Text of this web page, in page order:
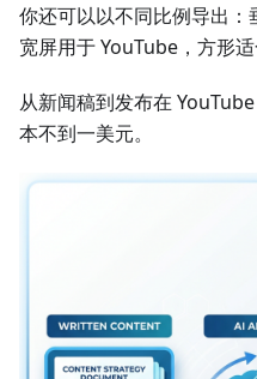
你还可以以不同比例导出：
宽屏用于 YouTube，方形适
从新闻稿到发布在
本不到一美元。